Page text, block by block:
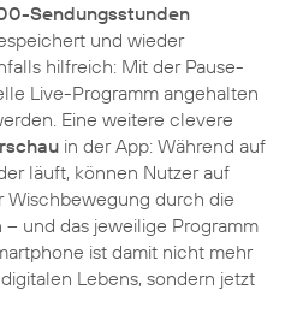
Sendungsstunden
und wieder
hilfreich: Mit der Pause-
Live-Programm angehalten
Eine weitere clevere
in der App: Während auf
läuft, können Nutzer auf
Wischbewegung durch die
und das jeweilige Programm
ist damit nicht mehr
Lebens, sondern jetzt